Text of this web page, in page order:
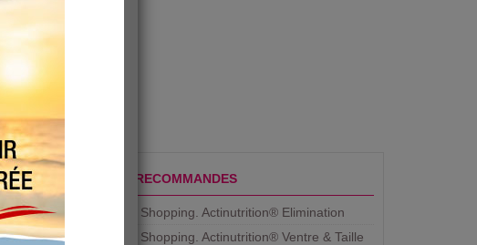
PRODUITS RECOMMANDES
Aujourdhui Shopping. Actinutrition® Elimination
Aujourdhui Shopping. Actinutrition® Ventre & Taille